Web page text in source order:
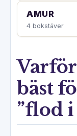
AMUR
4 bokstäver
bäst
”flod i